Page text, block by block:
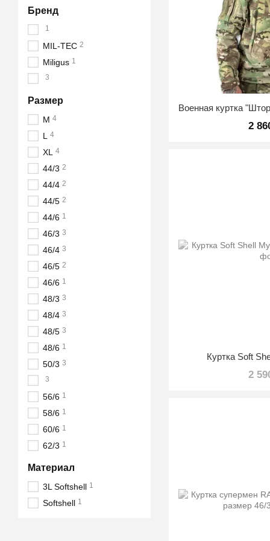
2
Куртка Soft
2
Бренд
1
MIL-TEC 2
Miligus 1
3
Размер
M 4
L 4
XL 4
44/3 2
44/4 2
44/5 2
44/6 1
46/3 3
46/4 3
46/5 2
46/6 1
48/3 3
48/4 3
48/5 3
48/6 1
50/3 3
3
56/6 1
58/6 1
60/6 1
62/3 1
Материал
3L Softshell 1
Softshell 1